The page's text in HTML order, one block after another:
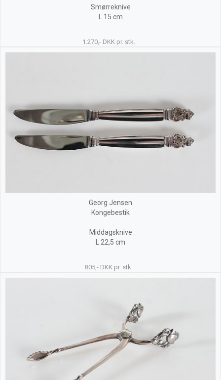
Smørreknive
L 15 cm
1.270,- DKK pr. stk.
Georg Jensen
Kongebestik
Middagsknive
L 22,5 cm
805,- DKK pr. stk.